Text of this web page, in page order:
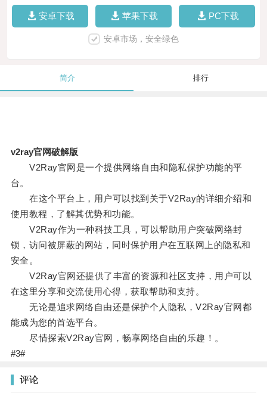
安卓下载 苹果下载 PC下载
安卓市场，安全绿色
简介 排行
v2ray官网破解版
V2Ray官网是一个提供网络自由和隐私保护功能的平
台。
在这个平台上，用户可以找到关于V2Ray的详细介绍和
使用教程，了解其优势和功能。
V2Ray作为一种科技工具，可以帮助用户突破网络封
锁，访问被屏蔽的网站，同时保护用户在互联网上的隐私和
安全。
V2Ray官网还提供了丰富的资源和社区支持，用户可以
在这里分享和交流使用心得，获取帮助和支持。
无论是追求网络自由还是保护个人隐私，V2Ray官网都
能成为您的首选平台。
尽情探索V2Ray官网，畅享网络自由的乐趣！。
#3#
评论